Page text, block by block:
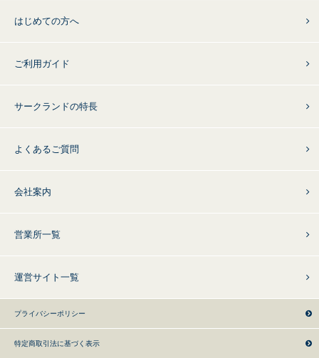
はじめての方へ
ご利用ガイド
サークランドの特長
よくあるご質問
会社案内
営業所一覧
運営サイト一覧
プライバシーポリシー
特定商取引法に基づく表示